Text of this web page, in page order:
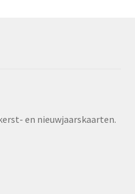
en nieuwjaarskaarten.